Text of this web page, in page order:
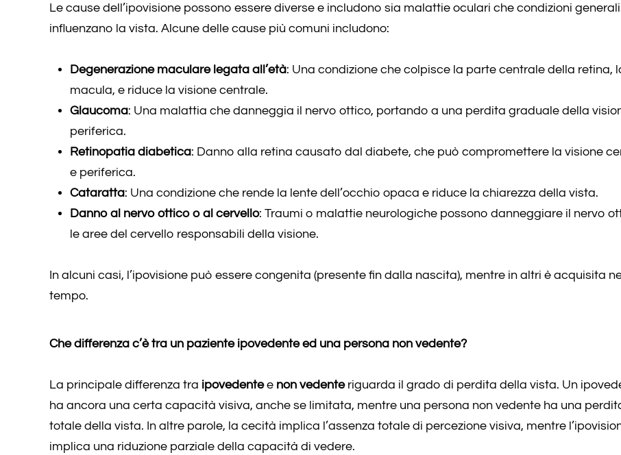
Le cause dell’ipovisione possono essere diverse e includono sia malattie oculari che condizioni
influenzano la vista. Alcune delle cause più comuni includono:
Degenerazione maculare legata all’età: Una condizione che colpisce la parte centrale della retina,
macula, e riduce la visione centrale.
Glaucoma: Una malattia che danneggia il nervo ottico, portando a una perdita graduale della
periferica.
Retinopatia diabetica: Danno alla retina causato dal diabete, che può compromettere la visione
e periferica.
Cataratta: Una condizione che rende la lente dell’occhio opaca e riduce la chiarezza della vista.
Danno al nervo ottico o al cervello: Traumi o malattie neurologiche possono danneggiare il nervo
le aree del cervello responsabili della visione.
In alcuni casi, l’ipovisione può essere congenita (presente fin dalla nascita), mentre in altri è acquisita
tempo.
Che differenza c’è tra un paziente ipovedente ed una persona non vedente?
La principale differenza tra ipovedentee non vedenteriguarda il grado di perdita della vista. Un
ha ancora una certa capacità visiva, anche se limitata, mentre una persona non vedente ha una
totale della vista. In altre parole, la cecità implica l’assenza totale di percezione visiva, mentre
implica una riduzione parziale della capacità di vedere.